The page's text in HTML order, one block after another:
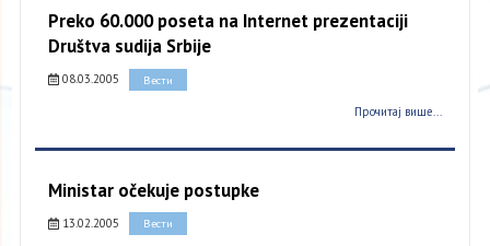
Preko 60.000 poseta na Internet prezentaciji
Društva sudija Srbije
08.03.2005 Вести
Прочитај више...
Ministar očekuje postupke
13.02.2005 Вести